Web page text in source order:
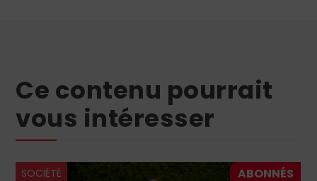
Ce contenu pourrait
vous intéresser
SOCIÉTÉ